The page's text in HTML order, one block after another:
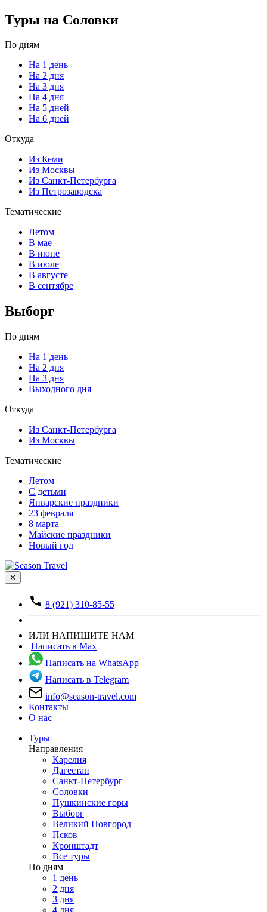
Туры на Соловки
По дням
На 1 день
На 2 дня
На 3 дня
На 4 дня
На 5 дней
На 6 дней
Откуда
Из Кеми
Из Москвы
Из Санкт-Петербурга
Из Петрозаводска
Тематические
Летом
В мае
В июне
В июле
В августе
В сентябре
Выборг
По дням
На 1 день
На 2 дня
На 3 дня
Выходного дня
Откуда
Из Санкт-Петербурга
Из Москвы
Тематические
Летом
С детьми
Январские праздники
23 февраля
8 марта
Майские праздники
Новый год
✕
8 (921) 310-85-55
ИЛИ НАПИШИТЕ НАМ
Написать в Max
Написать на WhatsApp
Написать в Telegram
info@season-travel.com
Контакты
О нас
Туры
Направления
Карелия
Дагестан
Санкт-Петербург
Соловки
Пушкинские горы
Выборг
Великий Новгород
Псков
Кронштадт
Все туры
По дням
1 день
2 дня
3 дня